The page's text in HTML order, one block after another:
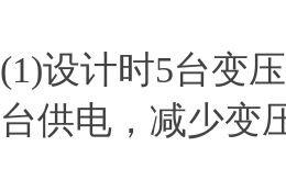
(1)设计时5台变
台供电，减少变